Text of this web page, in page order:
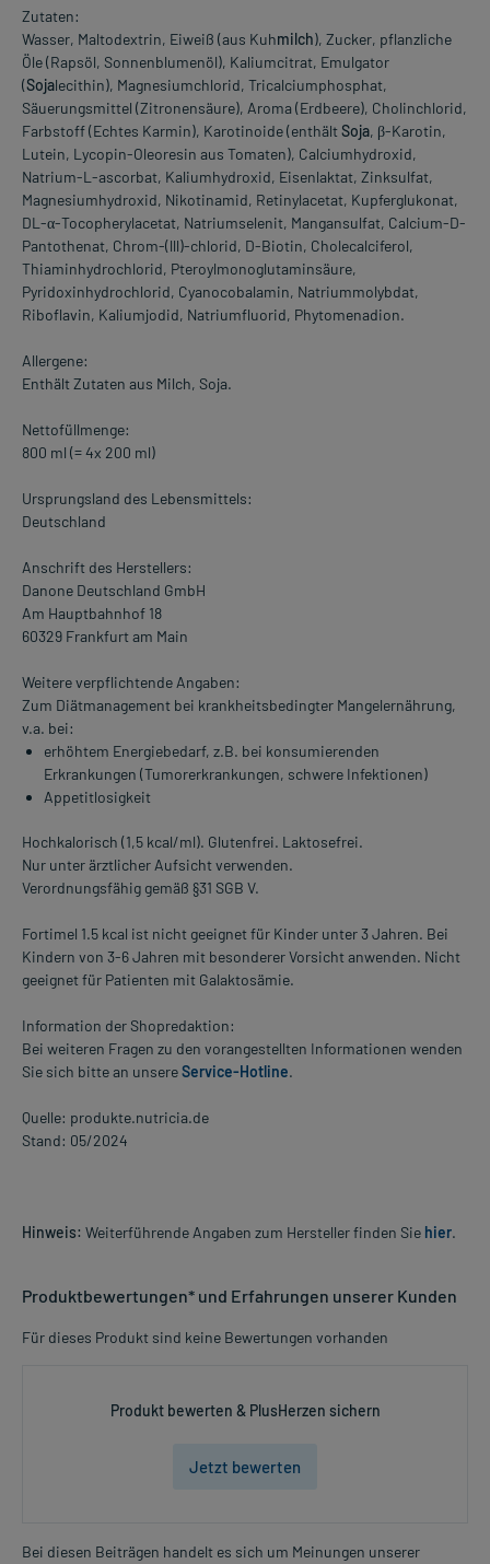
Zutaten:
Wasser, Maltodextrin, Eiweiß (aus Kuhmilch), Zucker, pflanzliche
Öle (Rapsöl, Sonnenblumenöl), Kaliumcitrat, Emulgator
(Sojalecithin), Magnesiumchlorid, Tricalciumphosphat,
Säuerungsmittel (Zitronensäure), Aroma (Erdbeere), Cholinchlorid,
Farbstoff (Echtes Karmin), Karotinoide (enthältSoja, β-Karotin,
Lutein, Lycopin-Oleoresin aus Tomaten), Calciumhydroxid,
Natrium-L-ascorbat, Kaliumhydroxid, Eisenlaktat, Zinksulfat,
Magnesiumhydroxid, Nikotinamid, Retinylacetat, Kupferglukonat,
DL-α-Tocopherylacetat, Natriumselenit, Mangansulfat, Calcium-D-
Pantothenat, Chrom-(lll)-chlorid, D-Biotin, Cholecalciferol,
Thiaminhydrochlorid, Pteroylmonoglutaminsäure,
Pyridoxinhydrochlorid, Cyanocobalamin, Natriummolybdat,
Riboflavin, Kaliumjodid, Natriumfluorid, Phytomenadion.
Allergene:
Enthält Zutaten aus Milch, Soja.
Nettofüllmenge:
800 ml (= 4x 200 ml)
Ursprungsland des Lebensmittels:
Deutschland
Anschrift des Herstellers:
Danone Deutschland GmbH
Am Hauptbahnhof 18
60329 Frankfurt am Main
Weitere verpflichtende Angaben:
Zum Diätmanagement bei krankheitsbedingter Mangelernährung,
v.a. bei:
erhöhtem Energiebedarf, z.B. bei konsumierenden
Erkrankungen (Tumorerkrankungen, schwere Infektionen)
Appetitlosigkeit
Hochkalorisch (1,5 kcal/ml). Glutenfrei. Laktosefrei.
Nur unter ärztlicher Aufsicht verwenden.
Verordnungsfähig gemäß §31 SGB V.
Fortimel 1.5 kcal ist nicht geeignet für Kinder unter 3 Jahren. Bei
Kindern von 3-6 Jahren mit besonderer Vorsicht anwenden. Nicht
geeignet für Patienten mit Galaktosämie.
Information der Shopredaktion:
Bei weiteren Fragen zu den vorangestellten Informationen wenden
Sie sich bitte an unsereService-Hotline.
Quelle: produkte.nutricia.de
Stand: 05/2024
Hinweis: Weiterführende Angaben zum Hersteller finden Sie hier.
Produktbewertungen* und Erfahrungen unserer Kunden
Für dieses Produkt sind keine Bewertungen vorhanden
Produkt bewerten & PlusHerzen sichern
Jetzt bewerten
Bei diesen Beiträgen handelt es sich um Meinungen unserer